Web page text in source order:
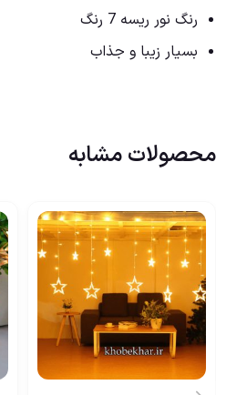
رنگ نور ریسه 7 رنگ
بسیار زیبا و جذاب
محصولات مشابه